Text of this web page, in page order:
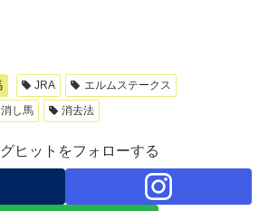
JRA
エルムステークス
消し馬 消去法
ヒットをフォローする